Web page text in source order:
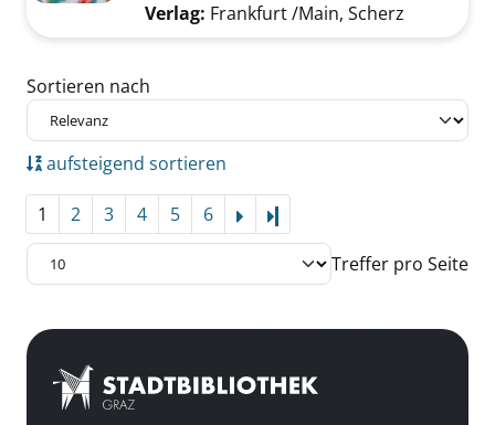
Verlag: Frankfurt /Main, Scherz
Zu den Suchfiltern springen
Sortieren nach
aufsteigend sortieren
1 2 3 4 5 6
Treffer pro Seite